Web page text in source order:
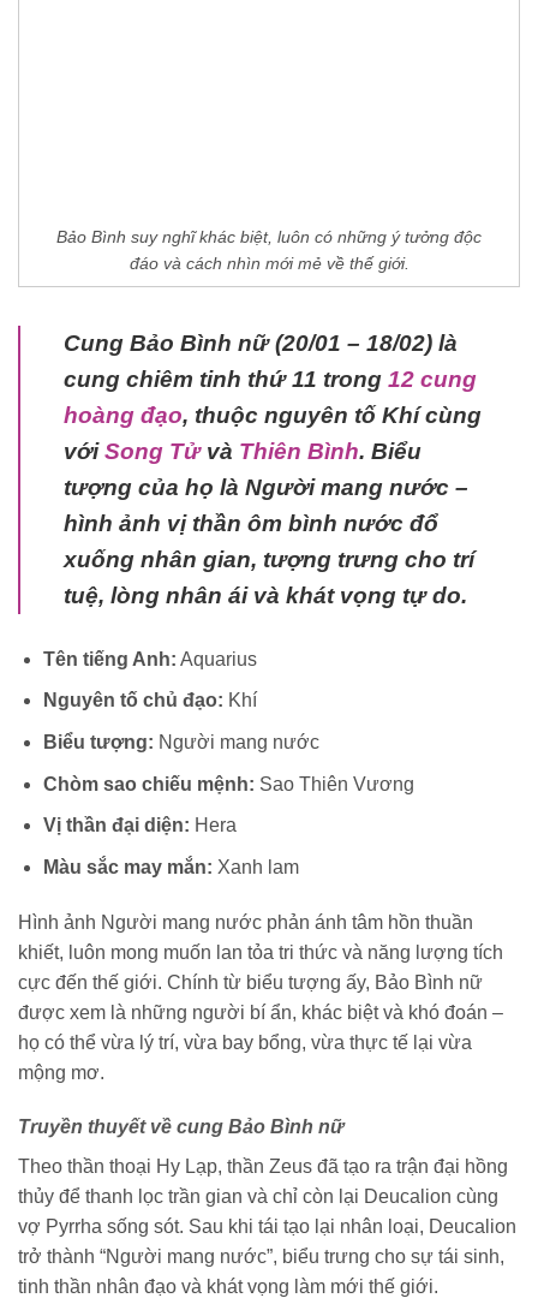
Bảo Bình suy nghĩ khác biệt, luôn có những ý tưởng độc
đáo và cách nhìn mới mẻ về thế giới.
Cung Bảo Bình nữ (20/01 – 18/02) là
cung chiêm tinh thứ 11 trong 12 cung
hoàng đạo, thuộc nguyên tố Khí cùng
vớiSong Tửvà Thiên Bình. Biểu
tượng của họ là Người mang nước –
hình ảnh vị thần ôm bình nước đổ
xuống nhân gian, tượng trưng cho trí
tuệ, lòng nhân ái và khát vọng tự do.
Tên tiếng Anh: Aquarius
Nguyên tố chủ đạo: Khí
Biểu tượng: Người mang nước
Chòm sao chiếu mệnh: Sao Thiên Vương
Vị thần đại diện: Hera
Màu sắc may mắn: Xanh lam
Hình ảnh Người mang nước phản ánh tâm hồn thuần
khiết, luôn mong muốn lan tỏa tri thức và năng lượng tích
cực đến thế giới. Chính từ biểu tượng ấy, Bảo Bình nữ
được xem là những người bí ẩn, khác biệt và khó đoán –
họ có thể vừa lý trí, vừa bay bổng, vừa thực tế lại vừa
mộng mơ.
Truyền thuyết về cung Bảo Bình nữ
Theo thần thoại Hy Lạp, thần Zeus đã tạo ra trận đại hồng
thủy để thanh lọc trần gian và chỉ còn lại Deucalion cùng
vợ Pyrrha sống sót. Sau khi tái tạo lại nhân loại, Deucalion
trở thành “Người mang nước”, biểu trưng cho sự tái sinh,
tinh thần nhân đạo và khát vọng làm mới thế giới.